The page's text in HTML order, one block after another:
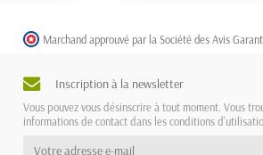
Marchand approuvé par la Société des Avis
Inscription à la newsletter
Vous pouvez vous désinscrire à tout moment. Vous
informations de contact dans les conditions